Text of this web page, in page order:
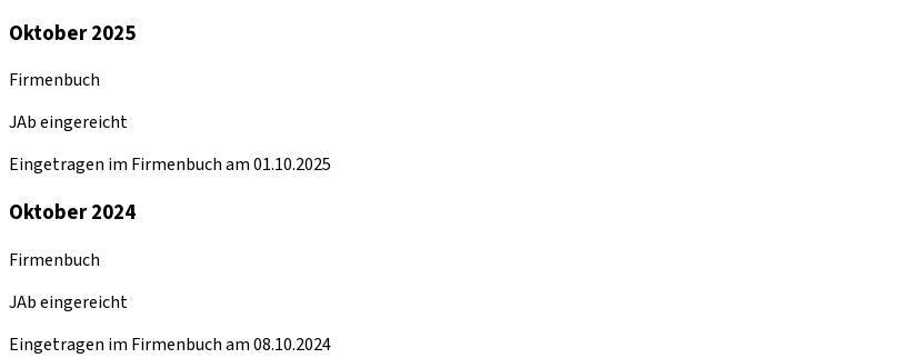
Oktober 2025
Firmenbuch
JAb eingereicht
Eingetragen im Firmenbuch am 01.10.2025
Oktober 2024
Firmenbuch
JAb eingereicht
Eingetragen im Firmenbuch am 08.10.2024